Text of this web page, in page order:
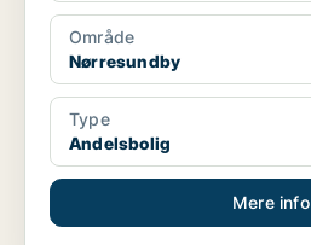
Område
Nørresundby
Type
Andelsbolig
Mere info